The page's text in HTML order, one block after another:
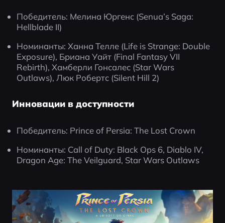
Победитель: Мелина Юргенс (Senua’s Saga:
Hellblade II)
Номинанты: Ханна Телле (Life is Strange: Double
Exposure), Бриана Уайт (Final Fantasy VII
Rebirth), Хамберли Гонсалес (Star Wars
Outlaws), Люк Робертс (Silent Hill 2)
Инновации в доступности
Победитель: Prince of Persia: The Lost Crown
Номинанты: Call of Duty: Black Ops 6, Diablo IV,
Dragon Age: The Veilguard, Star Wars Outlaws